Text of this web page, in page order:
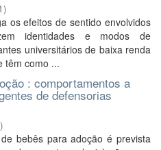
)
os efeitos de sentido envolvidos
identidades e modos de
universitários de baixa renda
têm como ...
: comportamentos a
de defensorias
)
bebês para adoção é prevista